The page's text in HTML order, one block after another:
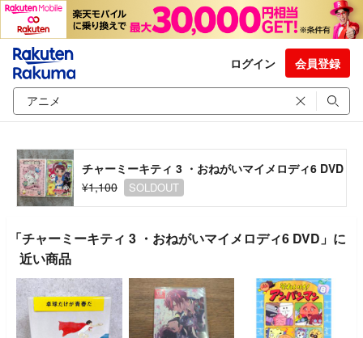
ログイン 会員登録
チャーミーキティ 3 ・おねがいマイメロディ6 DVD
¥1,100
SOLDOUT
「チャーミーキティ 3 ・おねがいマイメロディ6 DVD」に
近い商品